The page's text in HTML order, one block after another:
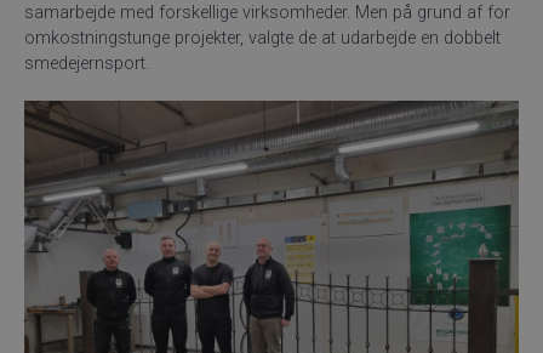
samarbejde med forskellige virksomheder. Men på grund af for
omkostningstunge projekter, valgte de at udarbejde en dobbelt
smedejernsport.